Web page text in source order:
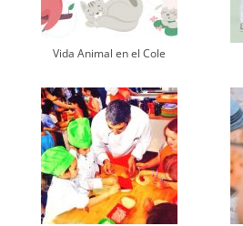
Vida Animal en el Cole